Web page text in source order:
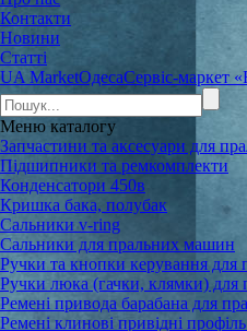
Контакти
Новини
Статті
UA MarketОдесаСервіс-маркет
Меню каталогу
Запчастини та аксесуари для
Підшипники та ремкомплекти
Конденсатори 450в
Кришка бака, полубак
Сальники v-ring
Сальники для пральних машин
Ручки та кнопки керування
Ручки люка (гачки, клямки)
Ремені привода барабана для
Ремені клинові привідні